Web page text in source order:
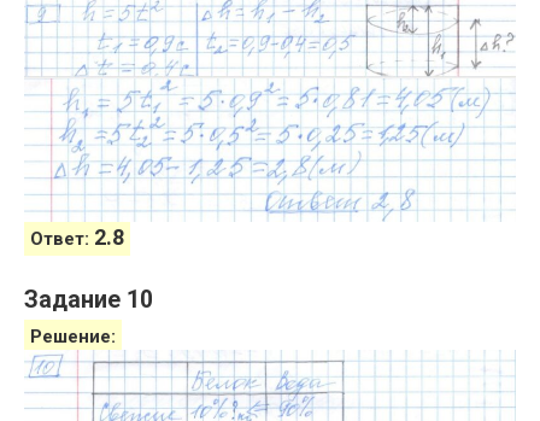
Ответ: 2.8
Задание 10
Решение: